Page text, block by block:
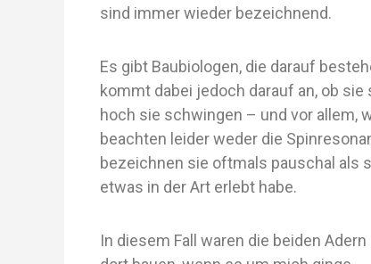
sind immer wieder bezeichnend.
Es gibt Baubiologen, die darauf
kommt dabei jedoch darauf an, ob
hoch sie schwingen – und vor allem,
beachten leider weder die
bezeichnen sie oftmals pauschal als
etwas in der Art erlebt habe.
In diesem Fall waren die beiden